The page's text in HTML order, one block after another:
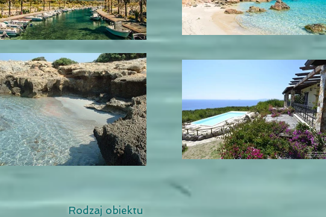
Rodzaj obiektu